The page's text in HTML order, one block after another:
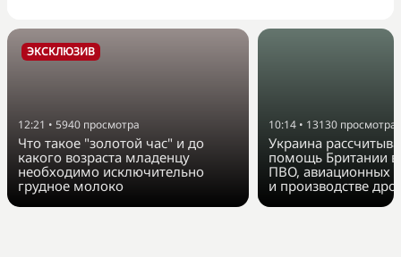
ЭКСКЛЮЗИВ
12:21 • 5940 просмотра
Что такое "золотой час" и до
какого возраста младенцу
необходимо исключительно
грудное молоко
10:14 • 13130 просмотра
Украина
помощь Британии в
ПВО, авиационных
и производстве